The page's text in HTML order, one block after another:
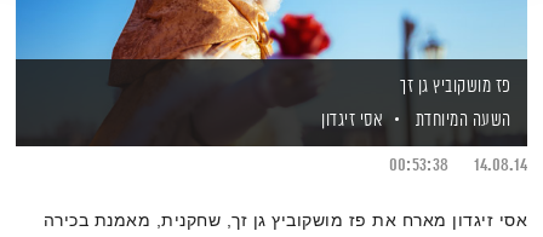
פז מושקוביץ גן זך
השעה המיוחדת
אסי זיגדון
14.08.14
00:53:38
אסי זיגדון מארח את פז מושקוביץ גן זך, שחקנית, מאמנת בכירה